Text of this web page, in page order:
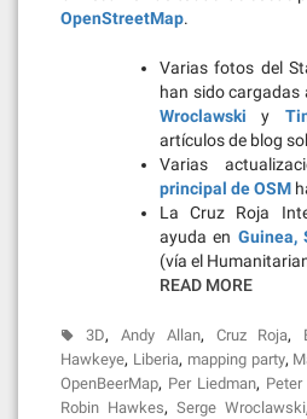
OpenStreetMap.
Varias fotos del
han sido cargadas
Wroclawski y
artículos de blog
Varias
principal de OSM
La Cruz Roja
ayuda en Guinea,
(vía el
READ MORE
3D, Andy Allan, Cruz Roja,
Hawkeye, Liberia, mapping party,
OpenBeerMap, Per Liedman,
Robin Hawkes, Serge Wroclawski,